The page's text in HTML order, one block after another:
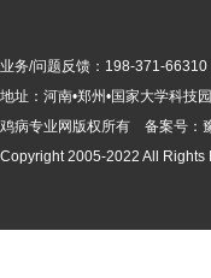
业务/问题反馈：198-371-66310
地址：河南•郑州•国家大学科技
鸡病专业网版权所有 备案号：
Copyright 2005-2022 All